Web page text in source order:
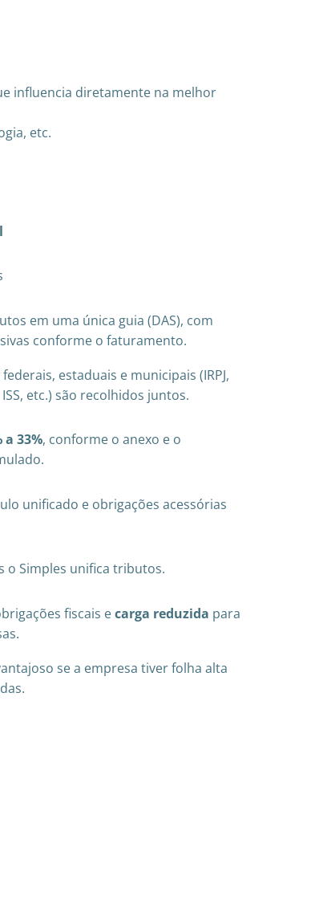
influencia diretamente na melhor
etc.
em uma única guia (DAS), com
conforme o faturamento.
estaduais e municipais (IRPJ,
ISS, etc.) são recolhidos juntos.
a 33%, conforme o anexo e o
unificado e obrigações acessórias
o Simples unifica tributos.
fiscais ecarga reduzida para
se a empresa tiver folha alta